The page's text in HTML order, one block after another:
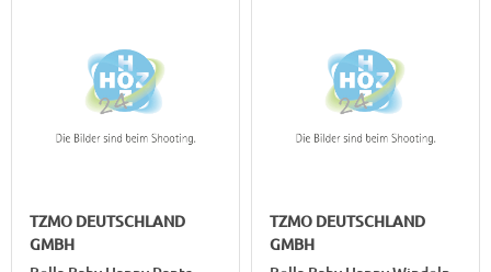
TZMO DEUTSCHLAND
GMBH
TZMO DEUTSCHLAND
GMBH